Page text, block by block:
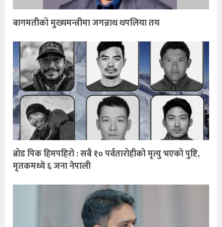
बागमतीको मुख्यमन्त्रीमा जगन्नाथ थपलिया तय
ब्रोड पिक हिमपहिरो : सबै १० पर्वतारोहीको मृत्यु भएको पुष्टि,
मृतकमध्ये ६ जना नेपाली